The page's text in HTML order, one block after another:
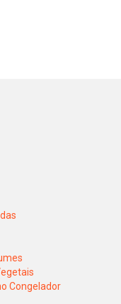
Congelador